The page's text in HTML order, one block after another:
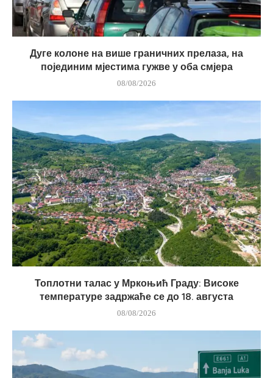
Дуге колоне на више граничних прелаза, на
појединим мјестима гужве у оба смјера
08/08/2026
Топлотни талас у Мркоњић Граду: Високе
температуре задржаће се до 18. августа
08/08/2026